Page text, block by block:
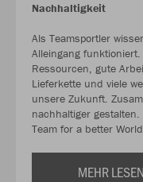
Nachhaltigkeit
Als Teamsportler
Alleingang
Ressourcen, gute
Lieferkette und viele
unsere Zukunft.
nachhaltiger
Team for a better
MEHR LESEN